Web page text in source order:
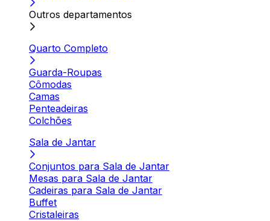
Outros departamentos
Quarto Completo
Guarda-Roupas
Cômodas
Camas
Penteadeiras
Colchões
Sala de Jantar
Conjuntos para Sala de Jantar
Mesas para Sala de Jantar
Cadeiras para Sala de Jantar
Buffet
Cristaleiras